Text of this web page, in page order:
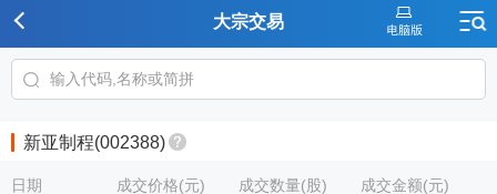
大宗交易
新亚制程(002388)
日期 成交价格(元) 成交数量(股) 成交金额(元)